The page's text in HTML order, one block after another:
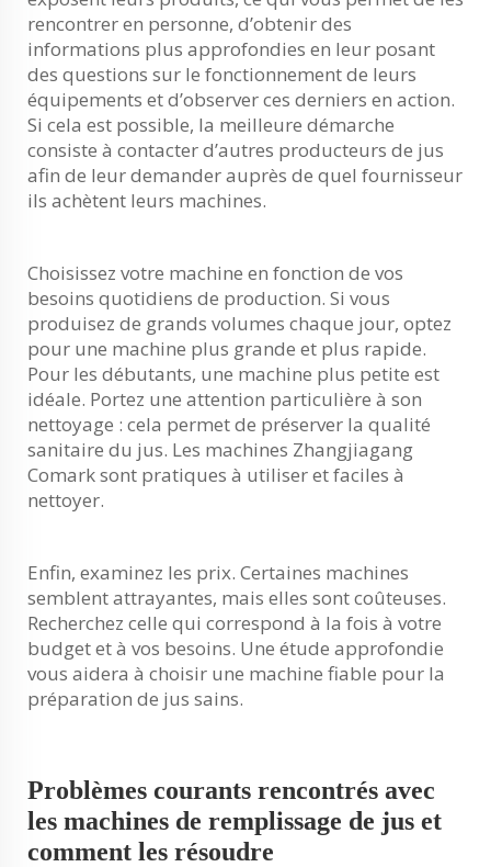
rencontrer en personne, d’obtenir des
informations plus approfondies en leur posant
des questions sur le fonctionnement de leurs
équipements et d’observer ces derniers en action.
Si cela est possible, la meilleure démarche
consiste à contacter d’autres producteurs de jus
afin de leur demander auprès de quel fournisseur
ils achètent leurs machines.
Choisissez votre machine en fonction de vos
besoins quotidiens de production. Si vous
produisez de grands volumes chaque jour, optez
pour une machine plus grande et plus rapide.
Pour les débutants, une machine plus petite est
idéale. Portez une attention particulière à son
nettoyage : cela permet de préserver la qualité
sanitaire du jus. Les machines Zhangjiagang
Comark sont pratiques à utiliser et faciles à
nettoyer.
Enfin, examinez les prix. Certaines machines
semblent attrayantes, mais elles sont coûteuses.
Recherchez celle qui correspond à la fois à votre
budget et à vos besoins. Une étude approfondie
vous aidera à choisir une machine fiable pour la
préparation de jus sains.
Problèmes courants rencontrés avec
les machines de remplissage de jus et
comment les résoudre